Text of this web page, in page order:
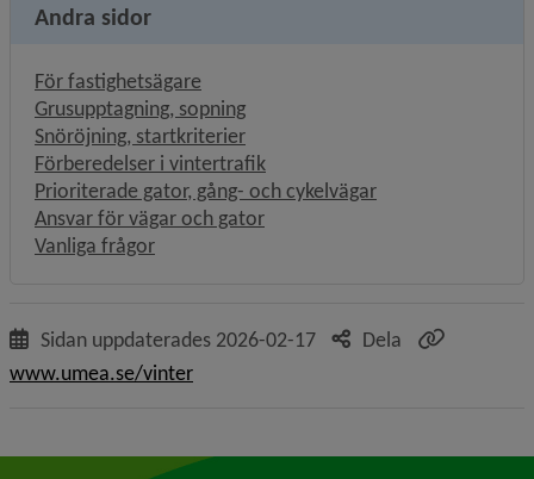
Andra sidor
För fastighetsägare
Grusupptagning, sopning
Snöröjning, startkriterier
Förberedelser i vintertrafik
Prioriterade gator, gång- och cykelvägar
Ansvar för vägar och gator
Vanliga frågor
Sidan uppdaterades 2026-02-17
Dela
www.umea.se/vinter